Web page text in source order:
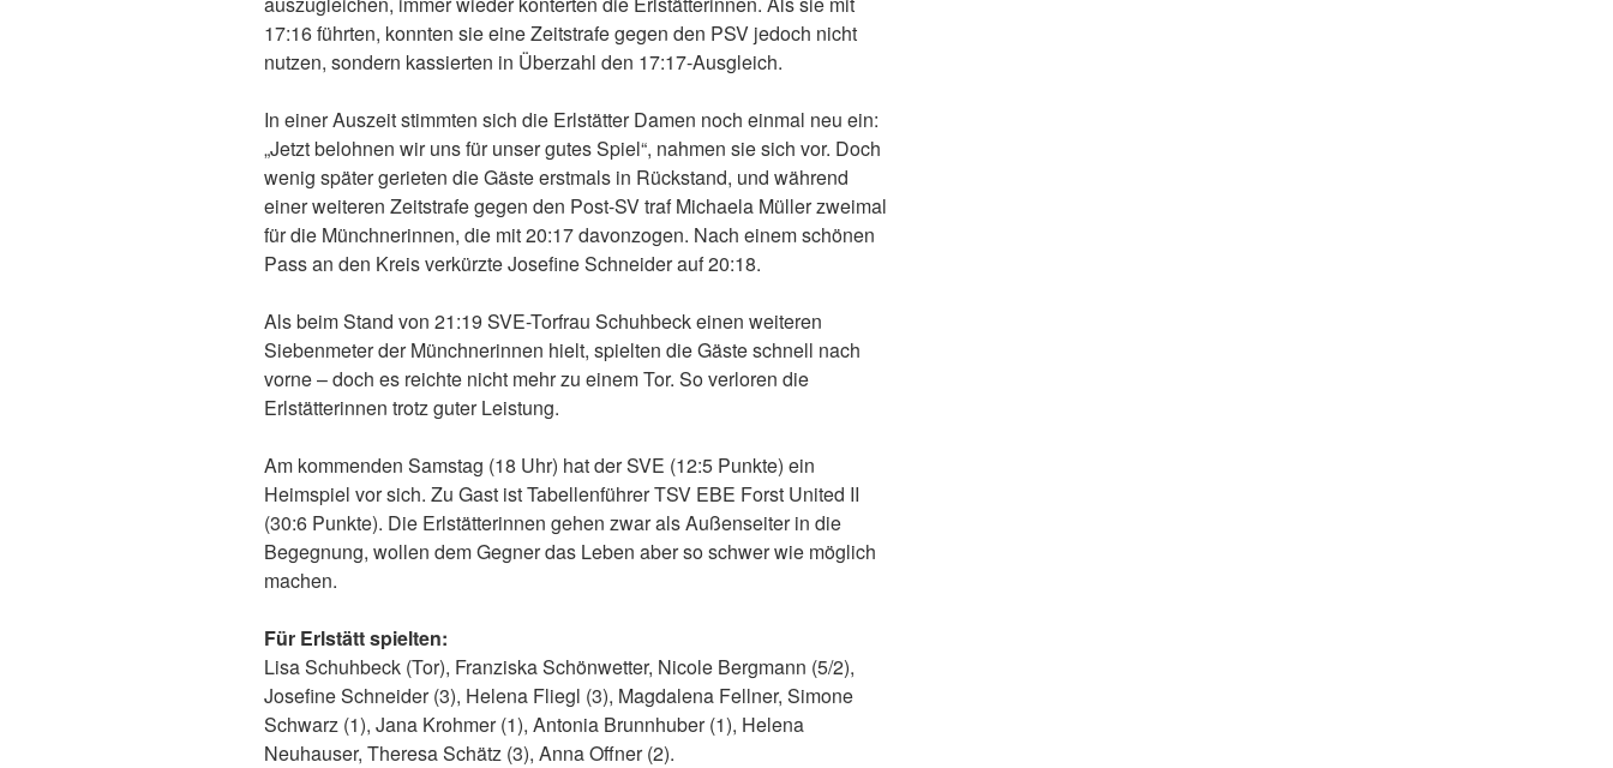
17:16 führten, konnten sie eine Zeitstrafe gegen den PSV jedoch nicht
nutzen, sondern kassierten in Überzahl den 17:17-Ausgleich.
In einer Auszeit stimmten sich die Erlstätter Damen noch einmal neu ein:
„Jetzt belohnen wir uns für unser gutes Spiel“, nahmen sie sich vor. Doch
wenig später gerieten die Gäste erstmals in Rückstand, und während
einer weiteren Zeitstrafe gegen den Post-SV traf Michaela Müller zweimal
für die Münchnerinnen, die mit 20:17 davonzogen. Nach einem schönen
Pass an den Kreis verkürzte Josefine Schneider auf 20:18.
Als beim Stand von 21:19 SVE-Torfrau Schuhbeck einen weiteren
Siebenmeter der Münchnerinnen hielt, spielten die Gäste schnell nach
vorne – doch es reichte nicht mehr zu einem Tor. So verloren die
Erlstätterinnen trotz guter Leistung.
Am kommenden Samstag (18 Uhr) hat der SVE (12:5 Punkte) ein
Heimspiel vor sich. Zu Gast ist Tabellenführer TSV EBE Forst United II
(30:6 Punkte). Die Erlstätterinnen gehen zwar als Außenseiter in die
Begegnung, wollen dem Gegner das Leben aber so schwer wie möglich
machen.
Für Erlstätt spielten:
Lisa Schuhbeck (Tor), Franziska Schönwetter, Nicole Bergmann (5/2),
Josefine Schneider (3), Helena Fliegl (3), Magdalena Fellner, Simone
Schwarz (1), Jana Krohmer (1), Antonia Brunnhuber (1), Helena
Neuhauser, Theresa Schätz (3), Anna Offner (2).